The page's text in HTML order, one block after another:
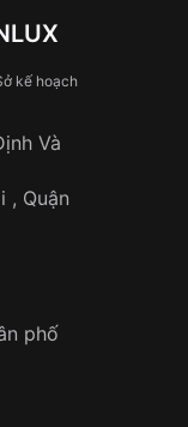
3 – 5 ngày
toàn quốc
hàng thành
ngoài
kế hoạch
Và
, Quận
phố